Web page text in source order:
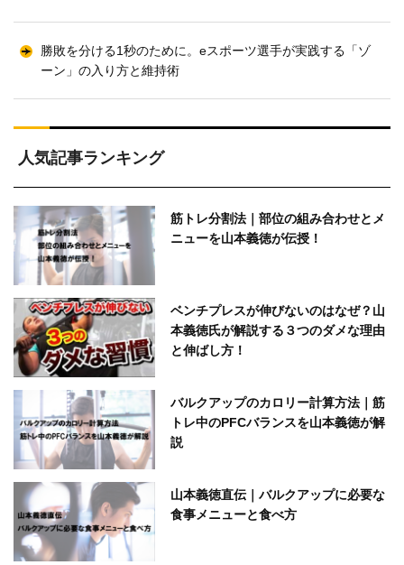
勝敗を分ける1秒のために。eスポーツ選手が実践する「ゾ
ーン」の入り方と維持術
人気記事ランキング
筋トレ分割法｜部位の組み合わせとメ
ニューを山本義徳が伝授！
ベンチプレスが伸びないのはなぜ？山
本義徳氏が解説する３つのダメな理由
と伸ばし方！
バルクアップのカロリー計算方法｜筋
トレ中のPFCバランスを山本義徳が解
説
山本義徳直伝｜バルクアップに必要な
食事メニューと食べ方